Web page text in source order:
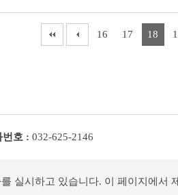
16 17 18
번호 : 032-625-2146
실시하고 있습니다. 이 페이지에서